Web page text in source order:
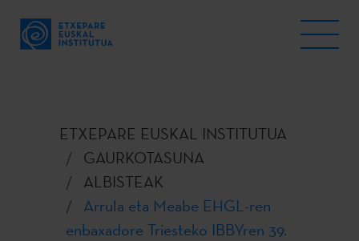
ETXEPARE EUSKAL INSTITUTUA
GAURKOTASUNA
ALBISTEAK
Arrula eta Meabe EHGL-ren
enbaxadore Triesteko IBBYren 39.